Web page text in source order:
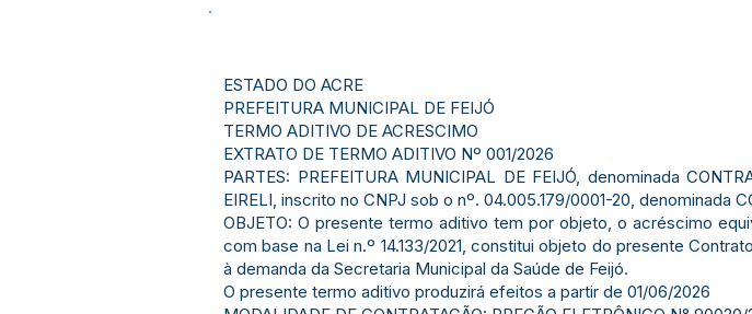
ESTADO DO ACRE
PREFEITURA MUNICIPAL DE FEIJÓ
TERMO ADITIVO DE ACRESCIMO
EXTRATO DE TERMO ADITIVO Nº 001/2026
PARTES: PREFEITURA MUNICIPAL DE FEIJÓ, denominada
EIRELI, inscrito no CNPJ sob o nº. 04.005.179/0001-20, denominada
OBJETO: O presente termo aditivo tem por objeto, o acréscimo
com base na Lei n.º 14.133/2021, constitui objeto do presente
à demanda da Secretaria Municipal da Saúde de Feijó.
O presente termo aditivo produzirá efeitos a partir de 01/06/2026